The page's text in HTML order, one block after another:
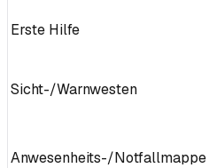
Erste Hilfe
Sicht-/Warnwesten
Anwesenheits-/Notfallmappe